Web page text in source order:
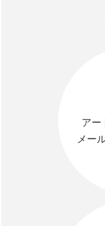
アー
メー